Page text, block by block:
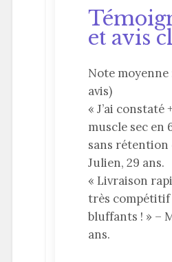
et avis
Note moyenne
avis)
« J’ai constaté
muscle sec en
sans rétention
Julien, 29 ans.
« Livraison
très
bluffants ! » –
ans.